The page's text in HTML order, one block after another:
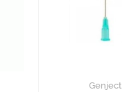
Genject